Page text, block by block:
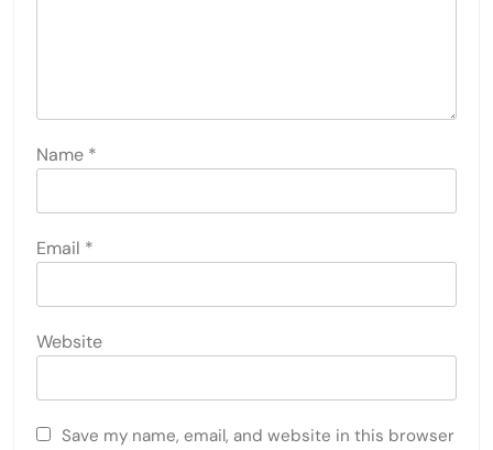
Name *
Email *
Website
Save my name, email, and website in this browser